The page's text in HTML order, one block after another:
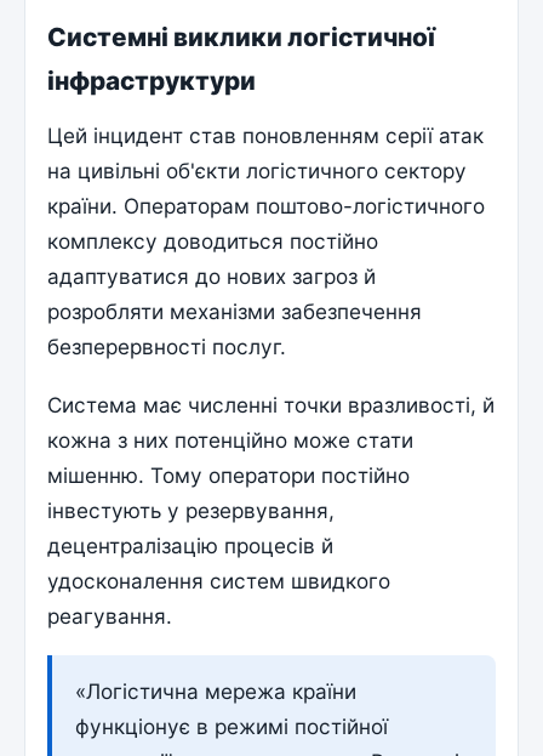
Системні виклики логістичної
інфраструктури
Цей інцидент став поновленням серії атак
на цивільні об'єкти логістичного сектору
країни. Операторам поштово-логістичного
комплексу доводиться постійно
адаптуватися до нових загроз й
розробляти механізми забезпечення
безперервності послуг.
Система має численні точки вразливості, й
кожна з них потенційно може стати
мішенню. Тому оператори постійно
інвестують у резервування,
децентралізацію процесів й
удосконалення систем швидкого
реагування.
«Логістична мережа країни
функціонує в режимі постійної